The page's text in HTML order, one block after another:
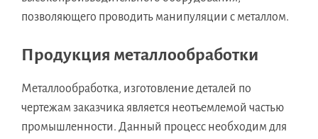
позволяющего проводить манипуляции с металлом.
Продукция металлообработки
Металлообработка, изготовление деталей по
чертежам заказчика является неотъемлемой частью
промышленности. Данный процесс необходим для